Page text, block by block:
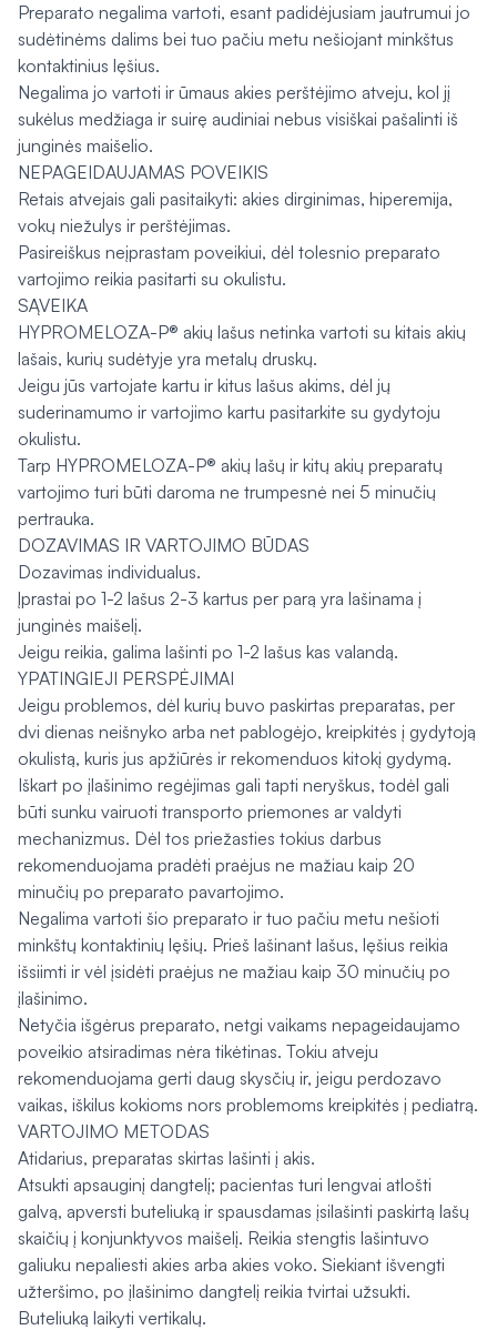
Preparato negalima vartoti, esant padidėjusiam jautrumui jo
sudėtinėms dalims bei tuo pačiu metu nešiojant minkštus
kontaktinius lęšius.
Negalima jo vartoti ir ūmaus akies perštėjimo atveju, kol jį
sukėlus medžiaga ir suirę audiniai nebus visiškai pašalinti iš
junginės maišelio.
NEPAGEIDAUJAMAS POVEIKIS
Retais atvejais gali pasitaikyti: akies dirginimas, hiperemija,
vokų niežulys ir perštėjimas.
Pasireiškus neįprastam poveikiui, dėl tolesnio preparato
vartojimo reikia pasitarti su okulistu.
SĄVEIKA
HYPROMELOZA-P® akių lašus netinka vartoti su kitais akių
lašais, kurių sudėtyje yra metalų druskų.
Jeigu jūs vartojate kartu ir kitus lašus akims, dėl jų
suderinamumo ir vartojimo kartu pasitarkite su gydytoju
okulistu.
Tarp HYPROMELOZA-P® akių lašų ir kitų akių preparatų
vartojimo turi būti daroma ne trumpesnė nei 5 minučių
pertrauka.
DOZAVIMAS IR VARTOJIMO BŪDAS
Dozavimas individualus.
Įprastai po 1-2 lašus 2-3 kartus per parą yra lašinama į
junginės maišelį.
Jeigu reikia, galima lašinti po 1-2 lašus kas valandą.
YPATINGIEJI PERSPĖJIMAI
Jeigu problemos, dėl kurių buvo paskirtas preparatas, per
dvi dienas neišnyko arba net pablogėjo, kreipkitės į gydytoją
okulistą, kuris jus apžiūrės ir rekomenduos kitokį gydymą.
Iškart po įlašinimo regėjimas gali tapti neryškus, todėl gali
būti sunku vairuoti transporto priemones ar valdyti
mechanizmus. Dėl tos priežasties tokius darbus
rekomenduojama pradėti praėjus ne mažiau kaip 20
minučių po preparato pavartojimo.
Negalima vartoti šio preparato ir tuo pačiu metu nešioti
minkštų kontaktinių lęšių. Prieš lašinant lašus, lęšius reikia
išsiimti ir vėl įsidėti praėjus ne mažiau kaip 30 minučių po
įlašinimo.
Netyčia išgėrus preparato, netgi vaikams nepageidaujamo
poveikio atsiradimas nėra tikėtinas. Tokiu atveju
rekomenduojama gerti daug skysčių ir, jeigu perdozavo
vaikas, iškilus kokioms nors problemoms kreipkitės į pediatrą.
VARTOJIMO METODAS
Atidarius, preparatas skirtas lašinti į akis.
Atsukti apsauginį dangtelį; pacientas turi lengvai atlošti
galvą, apversti buteliuką ir spausdamas įsilašinti paskirtą lašų
skaičių į konjunktyvos maišelį. Reikia stengtis lašintuvo
galiuku nepaliesti akies arba akies voko. Siekiant išvengti
užteršimo, po įlašinimo dangtelį reikia tvirtai užsukti.
Buteliuką laikyti vertikalų.